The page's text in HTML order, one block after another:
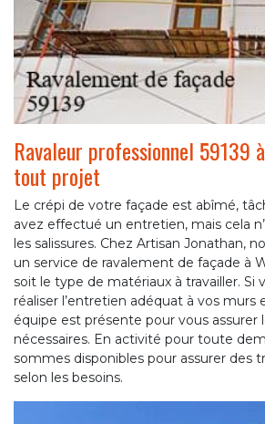
Ravaleur professionnel 59139
tout projet
Le crépi de votre façade est abîmé,
avez effectué un entretien, mais cela
les salissures. Chez Artisan Jonathan,
un service de ravalement de façade à
soit le type de matériaux à travailler. Si
réaliser l’entretien adéquat à vos murs
équipe est présente pour vous assurer
nécessaires. En activité pour toute
sommes disponibles pour assurer des
selon les besoins.